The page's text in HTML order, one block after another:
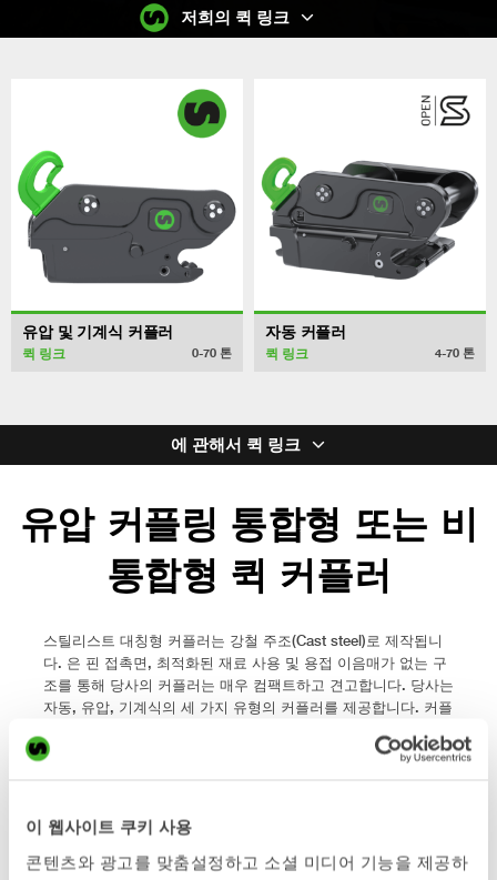
이 웹사이트 쿠키 사용
콘텐츠와 광고를 맞춤설정하고 소셜 미디어 기능을 제공하
유압 및 기계식 커플러
퀵 링크 0-70 톤
자동 커플러
퀵 링크 4-70 톤
저희의 퀵 링크
에 관해서 퀵 링크
유압 커플링 통합형 또는 비
통합형 퀵 커플러
스틸리스트 대칭형 커플러는 강철 주조(Cast steel)로 제작됩니
다. 은 핀 접촉면, 최적화된 재료 사용 및 용접 이음매가 없는 구
조를 통해 당사의 커플러는 매우 컴팩트하고 견고합니다. 당사는
자동, 유압, 기계식의 세 가지 유형의 커플러를 제공합니다. 커플
모든 커플러는 기계적, 유압적, 전기적 인터페이스에 대해
태치먼트에 유압을 자동으로 연결하는 방식입니다. 유압 커플러
는 퀵 커플러 유압 회로를 사용하여 운전석에서 작업 어태치먼트
를 교체할 수 있습니다. 하지만 그라플과 같이 유압 구동형 작업